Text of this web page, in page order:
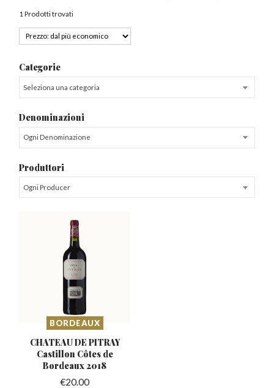
1 Prodotti trovati
Categorie
Seleziona una categoria
Denominazioni
Ogni Denominazione
Produttori
Ogni Producer
BORDEAUX
CHATEAU DE PITRAY
Castillon Côtes de
Bordeaux 2018
€20.00